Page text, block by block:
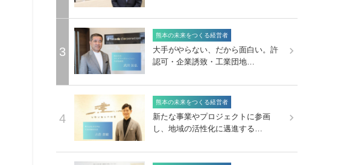
3
熊本の未来をつくる経営者
大手がやらない、だから面白い。許
認可・企業誘致・工業団地…
4
熊本の未来をつくる経営者
新たな事業やプロジェクトに参画
し、地域の活性化に邁進する…